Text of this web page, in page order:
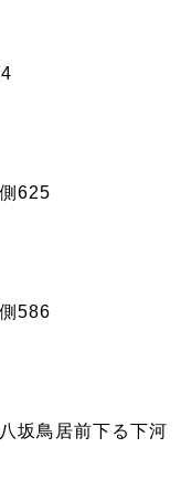
625
586
坂鳥居前下る下河